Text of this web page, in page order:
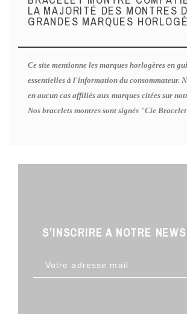
LA MAJORITÉ DES MONTRES
GRANDES MARQUES
Ce site mentionne les marques horlogères en
essentielles à l'information du consommateur.
en aucun cas affiliés aux marques citées sur
Nos bracelets montres sont signés "Cie
S’INSCRIRE A NOTRE